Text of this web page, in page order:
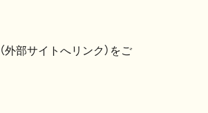
（外部サイトへリンク）をご